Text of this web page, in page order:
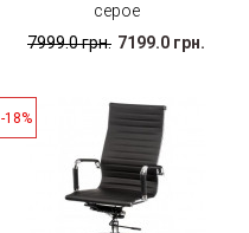
серое
7999.0 грн. 7199.0 грн.
-18%